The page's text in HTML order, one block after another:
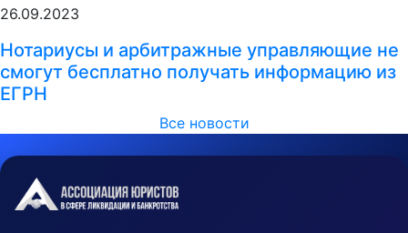
26.09.2023
Нотариусы и арбитражные управляющие не
смогут бесплатно получать информацию из
ЕГРН
Все новости